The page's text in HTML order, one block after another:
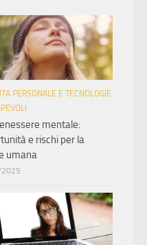
PERSONALE E TECNOLOGIE
mentale:
e rischi per la
umana